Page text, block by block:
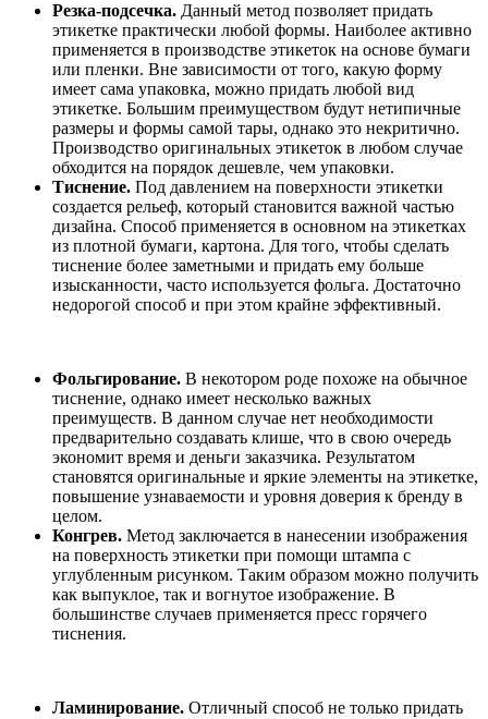
Резка-подсечка. Данный метод позволяет придать
этикетке практически любой формы. Наиболее активно
применяется в производстве этикеток на основе бумаги
или пленки. Вне зависимости от того, какую форму
имеет сама упаковка, можно придать любой вид
этикетке. Большим преимуществом будут нетипичные
размеры и формы самой тары, однако это некритично.
Производство оригинальных этикеток в любом случае
обходится на порядок дешевле, чем упаковки.
Тиснение. Под давлением на поверхности этикетки
создается рельеф, который становится важной частью
дизайна. Способ применяется в основном на этикетках
из плотной бумаги, картона. Для того, чтобы сделать
тиснение более заметными и придать ему больше
изысканности, часто используется фольга. Достаточно
недорогой способ и при этом крайне эффективный.
Фольгирование. В некотором роде похоже на обычное
тиснение, однако имеет несколько важных
преимуществ. В данном случае нет необходимости
предварительно создавать клише, что в свою очередь
экономит время и деньги заказчика. Результатом
становятся оригинальные и яркие элементы на этикетке,
повышение узнаваемости и уровня доверия к бренду в
целом.
Конгрев. Метод заключается в нанесении изображения
на поверхность этикетки при помощи штампа с
углубленным рисунком. Таким образом можно получить
как выпуклое, так и вогнутое изображение. В
большинстве случаев применяется пресс горячего
тиснения.
Ламинирование. Отличный способ не только придать